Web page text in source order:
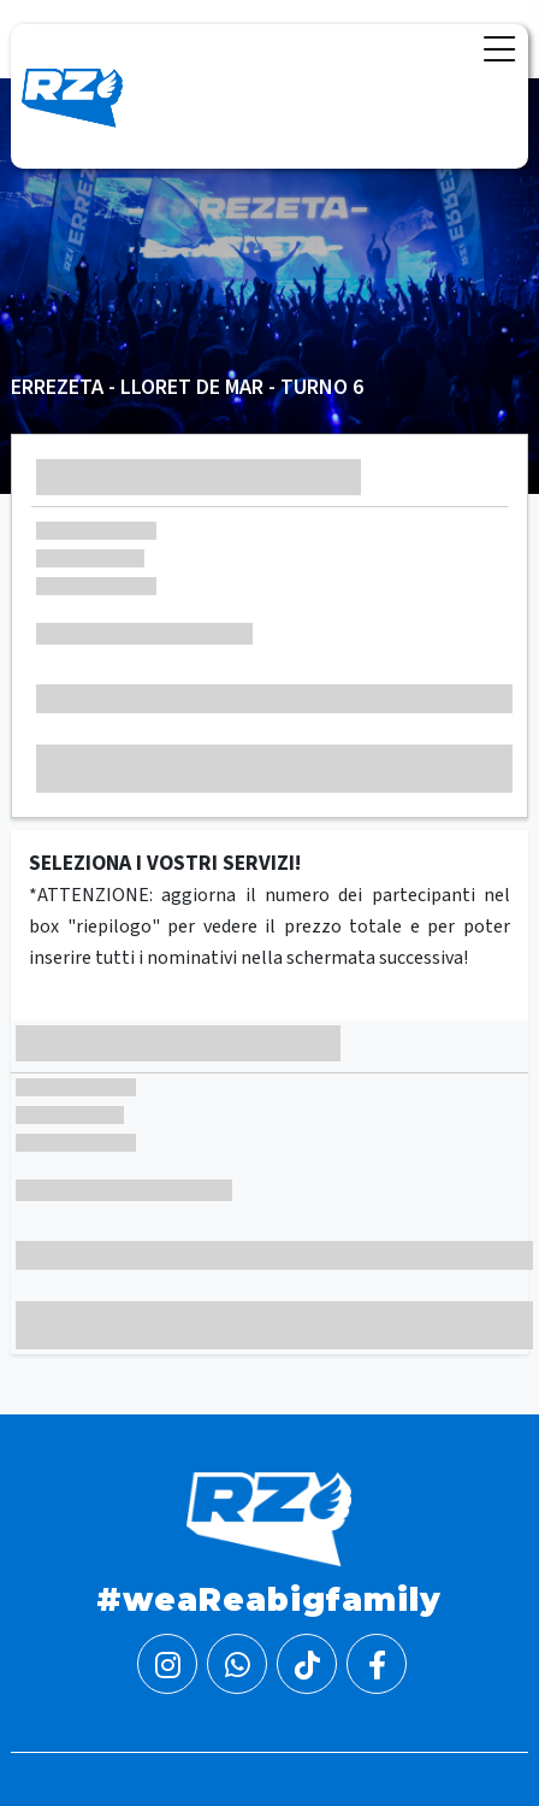
ERREZETA - LLORET DE MAR - TURNO 6
SELEZIONA I VOSTRI SERVIZI!
*ATTENZIONE: aggiorna il numero dei partecipanti nel
box "riepilogo" per vedere il prezzo totale e per poter
inserire tutti i nominativi nella schermata successiva!
#weaReabigfamily